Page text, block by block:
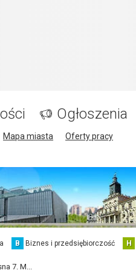
Ogłoszenia
Mapa miasta
Oferty pracy
B Biznes i przedsiębiorczość H
7. M...